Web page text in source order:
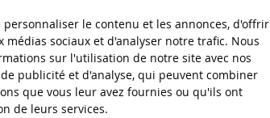
: ne convient pas aux enfants de moins de 3 ans.
le contenu et les annonces, d'offrir
sociaux et d'analyser notre trafic. Nous
sur l'utilisation de notre site avec nos
publicité et d'analyse, qui peuvent combiner
que vous leur avez fournies ou qu'ils ont
de leurs services.